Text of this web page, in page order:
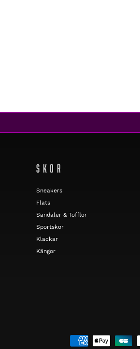
SKOR
Sneakers
Flats
Sandaler & Tofflor
Sportskor
Klackar
Kängor